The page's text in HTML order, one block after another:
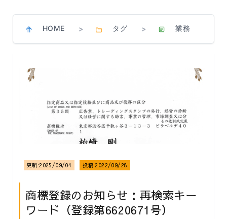
HOME > タグ > 業務
商標登録のお知らせ：再検索キー
ワード（登録第6620671号）
更新:2025/09/04 投稿:2022/09/28